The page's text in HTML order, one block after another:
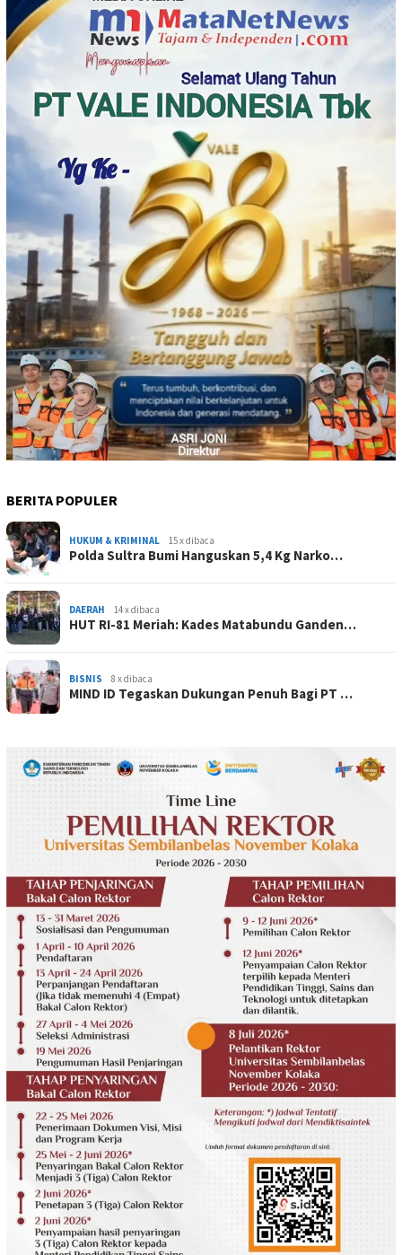
BERITA POPULER
HUKUM & KRIMINAL 15 x dibaca
Polda Sultra Bumi Hanguskan 5,4 Kg Narko…
DAERAH 14 x dibaca
HUT RI-81 Meriah: Kades Matabundu Ganden…
BISNIS 8 x dibaca
MIND ID Tegaskan Dukungan Penuh Bagi PT …